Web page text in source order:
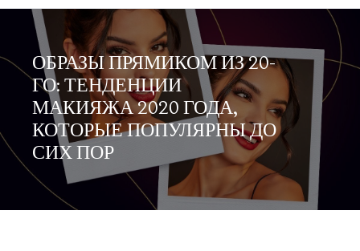
ОБРАЗЫ ПРЯМИКОМ ИЗ 20-
ГО: ТЕНДЕНЦИИ
МАКИЯЖА 2020 ГОДА,
КОТОРЫЕ ПОПУЛЯРНЫ ДО
СИХ ПОР